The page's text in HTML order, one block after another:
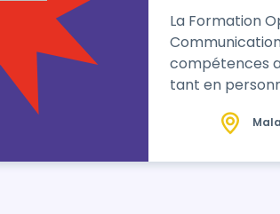
La Formation
compétences
tant en